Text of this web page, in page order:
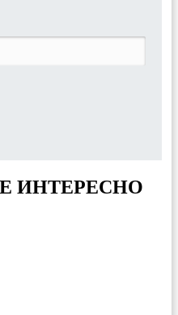
ИНТЕРЕСНО